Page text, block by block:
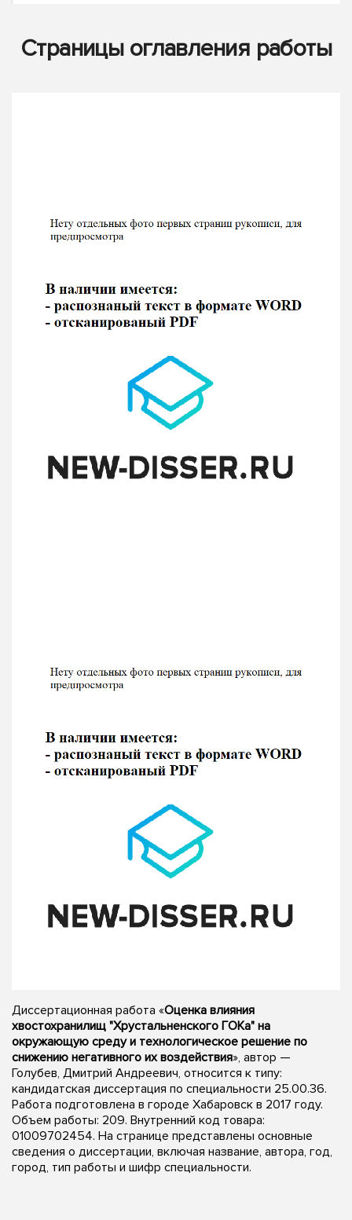
Страницы оглавления работы
Диссертационная работа «Оценка влияния
хвостохранилищ "Хрустальненского ГОКа" на
окружающую среду и технологическое решение по
снижению негативного их воздействия», автор —
Голубев, Дмитрий Андреевич, относится к типу:
кандидатская диссертация по специальности 25.00.36.
Работа подготовлена в городе Хабаровск в 2017 году.
Объем работы: 209. Внутренний код товара:
01009702454. На странице представлены основные
сведения о диссертации, включая название, автора, год,
город, тип работы и шифр специальности.